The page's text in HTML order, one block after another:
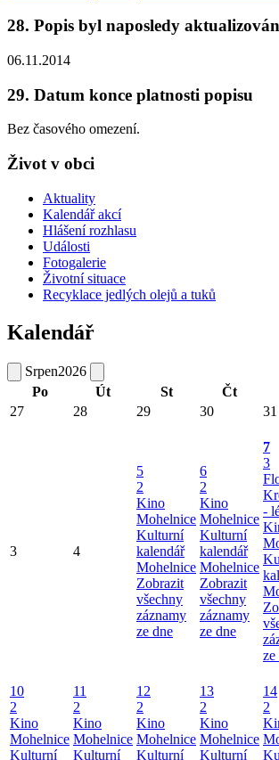
28. Popis byl naposledy aktualizován
06.11.2014
29. Datum konce platnosti popisu
Bez časového omezení.
Život v obci
Aktuality
Kalendář akcí
Hlášení rozhlasu
Události
Fotogalerie
Životní situace
Recyklace jedlých olejů a tuků
Kalendář
Srpen2026
Po
Út St Čt
27
28 29 30 31
3 4
5
2
Kino
Mohelnice
Kulturní
kalendář
Mohelnice
Zobrazit
všechny
záznamy
ze dne
6
2
Kino
Mohelnice
Kulturní
kalendář
Mohelnice
Zobrazit
všechny
záznamy
ze dne
7
3
-
ze
10
2
Kino
Mohelnice
Kulturní
11
2
Kino
Mohelnice
Kulturní
12
2
Kino
Mohelnice
Kulturní
13
2
Kino
Mohelnice
Kulturní
14
2